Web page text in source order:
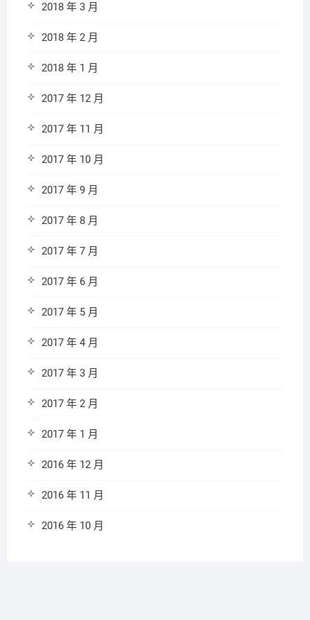
2018 年 3 月
2018 年 2 月
2018 年 1 月
2017 年 12 月
2017 年 11 月
2017 年 10 月
2017 年 9 月
2017 年 8 月
2017 年 7 月
2017 年 6 月
2017 年 5 月
2017 年 4 月
2017 年 3 月
2017 年 2 月
2017 年 1 月
2016 年 12 月
2016 年 11 月
2016 年 10 月